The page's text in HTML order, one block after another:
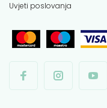
Uvjeti poslovanja